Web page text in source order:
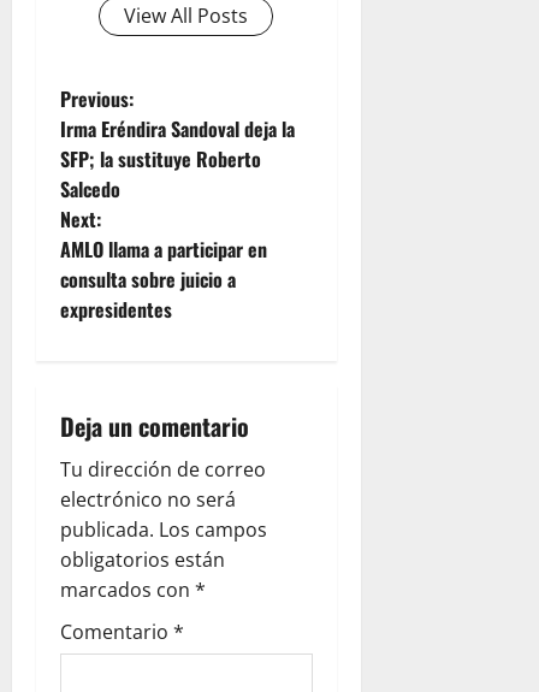
View All Posts
P
o
s
t
n
v
i
g
a
t
i
Previous:
Irma Eréndira Sandoval deja la
SFP; la sustituye Roberto
Salcedo
Next:
AMLO llama a participar en
consulta sobre juicio a
expresidentes
Deja un comentario
Tu dirección de correo
electrónico no será
publicada. Los campos
obligatorios están
marcados con *
Comentario *